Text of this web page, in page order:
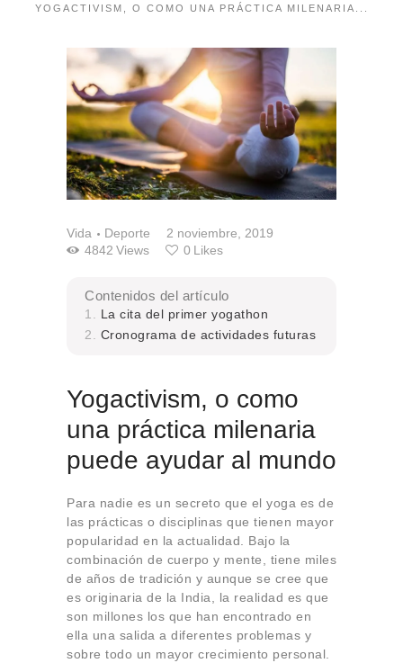
YOGACTIVISM, O COMO UNA PRÁCTICA MILENARIA...
Vida Deporte
2 noviembre, 2019
4842 Views 0 Likes
Contenidos del artículo
La cita del primer yogathon
Cronograma de actividades futuras
Yogactivism, o como
una práctica milenaria
puede ayudar al mundo
Para nadie es un secreto que el yoga es de
las prácticas o disciplinas que tienen mayor
popularidad en la actualidad. Bajo la
combinación de cuerpo y mente, tiene miles
de años de tradición y aunque se cree que
es originaria de la India, la realidad es que
son millones los que han encontrado en
ella una salida a diferentes problemas y
sobre todo un mayor crecimiento personal.